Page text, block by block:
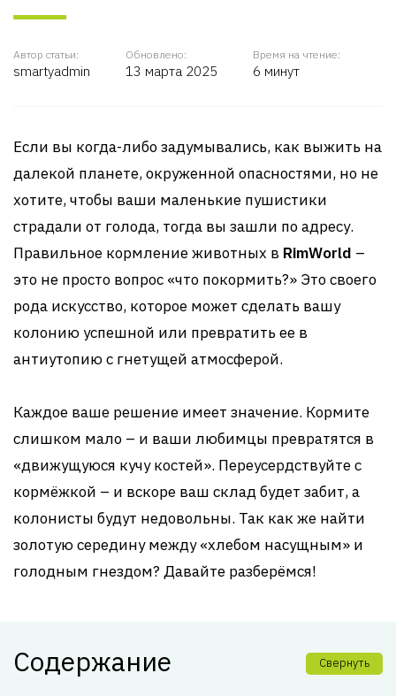
Автор статьи:
smartyadmin
Обновлено:
13 марта 2025
Время на чтение:
6 минут
Если вы когда-либо задумывались, как выжить на
далекой планете, окруженной опасностями, но не
хотите, чтобы ваши маленькие пушистики
страдали от голода, тогда вы зашли по адресу.
Правильное кормление животных в RimWorld –
это не просто вопрос «что покормить?» Это своего
рода искусство, которое может сделать вашу
колонию успешной или превратить ее в
антиутопию с гнетущей атмосферой.
Каждое ваше решение имеет значение. Кормите
слишком мало – и ваши любимцы превратятся в
«движущуюся кучу костей». Переусердствуйте с
кормёжкой – и вскоре ваш склад будет забит, а
колонисты будут недовольны. Так как же найти
золотую середину между «хлебом насущным» и
голодным гнездом? Давайте разберёмся!
Содержание Свернуть